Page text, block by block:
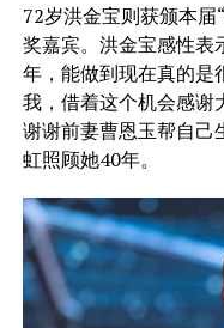
72岁洪金宝则获颁本
奖嘉宾。洪金宝感性表
年，能做到现在真的是
我，借着这个机会感谢
谢谢前妻曹恩玉帮自己
虹照顾她40年。